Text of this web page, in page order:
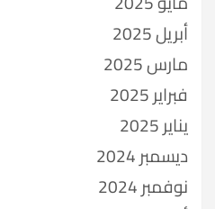
أبريل 2025
مارس 2025
فبراير 2025
يناير 2025
ديسمبر 2024
نوفمبر 2024